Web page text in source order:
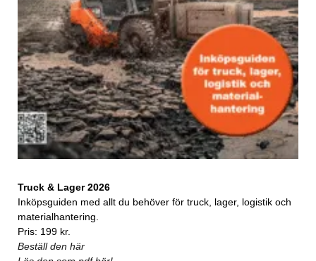
Truck & Lager 2026
Inköpsguiden med allt du behöver för truck, lager, logistik och
materialhantering.
Pris: 199 kr.
Beställ den här